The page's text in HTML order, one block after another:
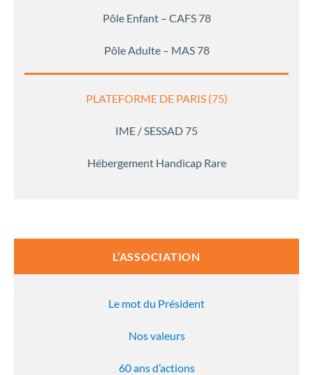
Pôle Enfant – CAFS 78
Pôle Adulte – MAS 78
PLATEFORME DE PARIS (75)
IME / SESSAD 75
Hébergement Handicap Rare
L’ASSOCIATION
Le mot du Président
Nos valeurs
60 ans d’actions